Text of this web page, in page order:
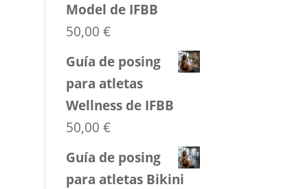
Model de IFBB
50,00€
Guía de posing
para atletas
Wellness de IFBB
50,00€
Guía de posing
para atletas Bikini